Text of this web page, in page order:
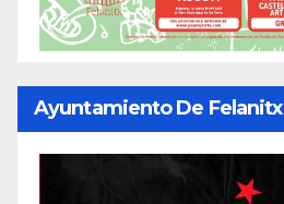
Ayuntamiento De Felanitx